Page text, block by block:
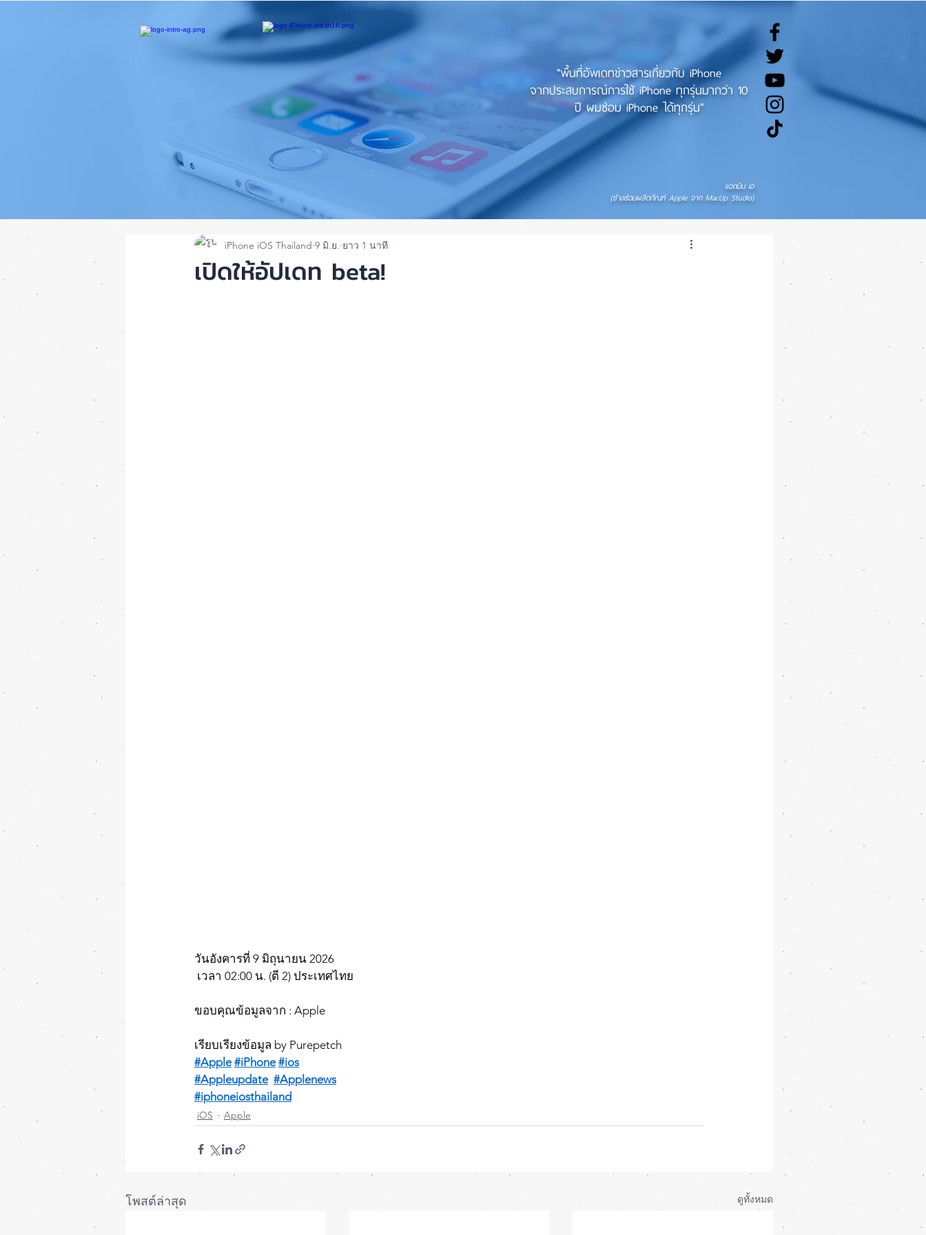
"พื้นที่อัพเดทข่าวสารเกี่ยวกับ iPhone
จากประสบการณ์การใช้ iPhone ทุกรุ่นมากว่า 10
ปี ผมซ่อม iPhone ได้ทุกรุ่น"
แอดมิน เอ
(ช่างซ่อมผลิตภัณฑ์ Apple จาก MacUp Studio)
เปิดให้อัปเดท beta!
iPhone iOS Thailand 9 มิ.ย. ยาว 1 นาที
วันอังคารที่ 9 มิถุนายน 2026
เวลา 02:00 น. (ตี 2) ประเทศไทย
ขอบคุณข้อมูลจาก : Apple
เรียบเรียงข้อมูล by Purepetch
#Apple #iPhone #ios
#Appleupdate #Applenews
#iphoneiosthailand
iOS Apple
โพสต์ล่าสุด ดูทั้งหมด